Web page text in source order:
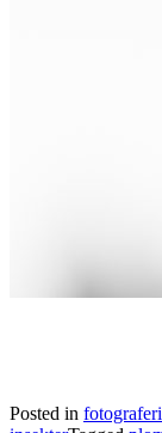
Posted in